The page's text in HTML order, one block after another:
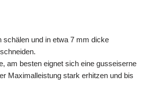
schälen und in etwa 7 mm dicke
am besten eignet sich eine gusseiserne
Maximalleistung stark erhitzen und bis